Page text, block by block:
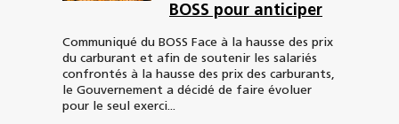
BOSS pour anticiper
Communiqué du BOSS Face à la hausse des prix
du carburant et afin de soutenir les salariés
confrontés à la hausse des prix des carburants,
le Gouvernement a décidé de faire évoluer
pour le seul exerci...